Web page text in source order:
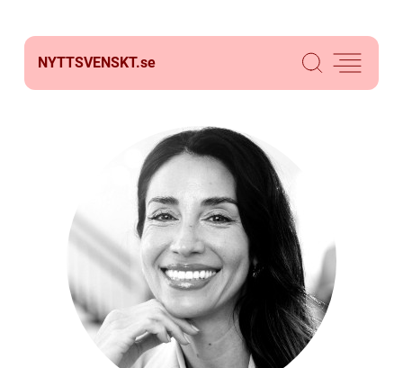
NYTTSVENSKT.se